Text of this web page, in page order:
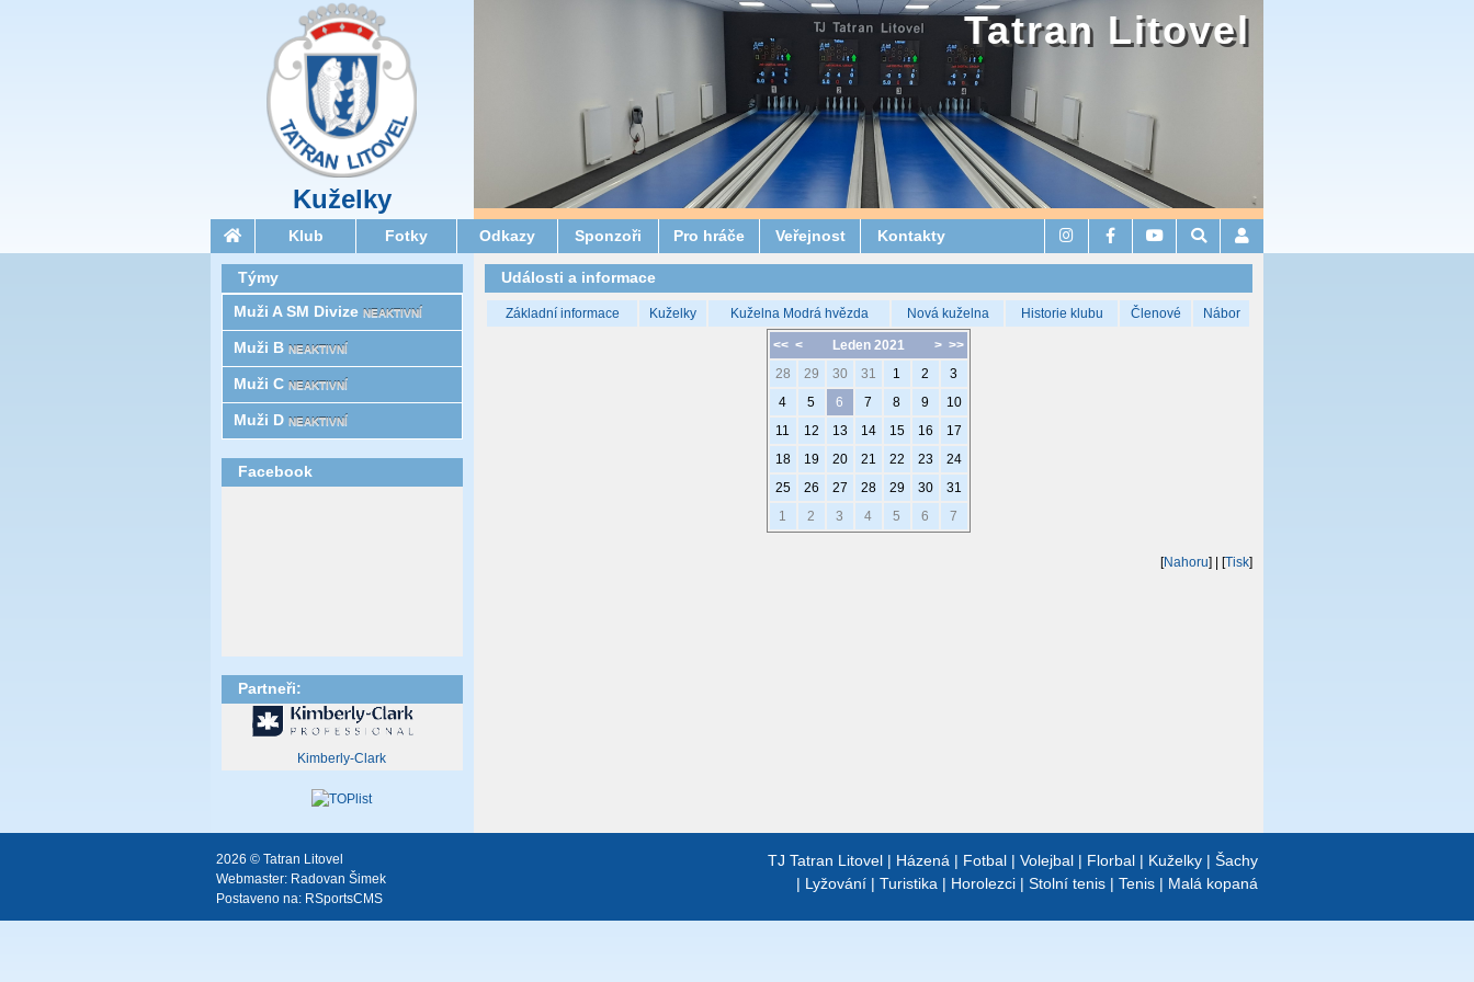
Kuželky
Tatran Litovel
Klub Fotky Odkazy Sponzoři Pro hráče Veřejnost Kontakty
Události a informace
Základní informace Kuželky Kuželna Modrá hvězda Nová kuželna Historie klubu Členové Nábor
<< < > >>
Leden 2021
28
29 30 31 1 2
3
4
5 6 7 8 9
10
11
12 13 14 15 16
17
18
19 20 21 22 23
24
25
26 27 28 29 30
31
1
2 3 4 5 6 7
[Nahoru] | [Tisk]
Týmy
Muži A SM Divize NEAKTIVNÍ
Muži B NEAKTIVNÍ
Muži C NEAKTIVNÍ
Muži D NEAKTIVNÍ
Facebook
Partneři:
Kimberly-Clark
TJ Tatran Litovel | Házená | Fotbal | Volejbal | Florbal | Kuželky | Šachy
| Lyžování | Turistika | Horolezci | Stolní tenis | Tenis | Malá kopaná
2026 © Tatran Litovel
Webmaster: Radovan Šimek
Postaveno na: RSportsCMS